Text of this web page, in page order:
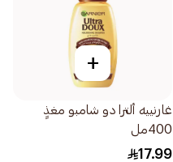
+
غارنييه ألترا دو شامبو مغذٍ
400مل
17.99